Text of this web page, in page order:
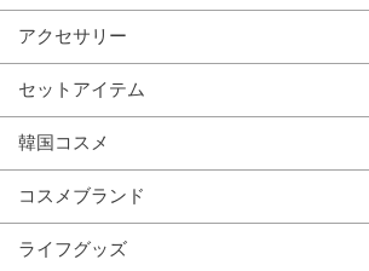
アクセサリー
セットアイテム
韓国コスメ
コスメブランド
ライフグッズ